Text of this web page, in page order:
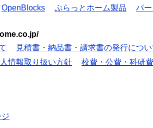
OpenBlocks ぷらっとホーム製品 パ
見積書・納品書・請求書の発行につい
情報取り扱い方針 校費・公費・科研